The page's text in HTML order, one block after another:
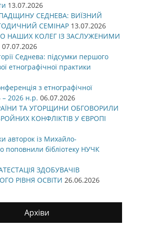
13.07.2026
СЕДНЕВА: ВИЇЗНИЙ
СЕМІНАР 13.07.2026
НАШИХ КОЛЕГ ІЗ ЗАСЛУЖЕНИМИ
07.07.2026
Седнева: підсумки першого
етнографічної практики
з етнографічної
– 2026 н.р. 06.07.2026
ТА УГОРЩИНИ ОБГОВОРИЛИ
КОНФЛІКТІВ У ЄВРОПІ
авторок із Михайло-
поповнили бібліотеку НУЧК
ЗДОБУВАЧІВ
РІВНЯ ОСВІТИ 26.06.2026
Архіви